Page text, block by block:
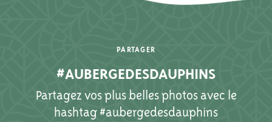
PARTAGER
#AUBERGEDESDAUPHINS
Partagez vos plus belles photos avec le
hashtag #aubergedesdauphins